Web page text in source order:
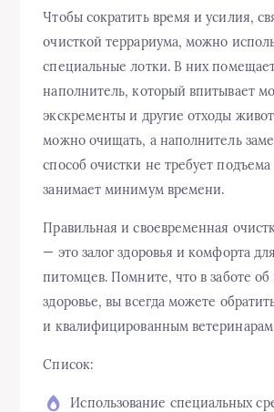
Чтобы сократить время и усилия,
очисткой террариума, можно
специальные лотки. В них
наполнитель, который впитывает
экскременты и другие отходы
можно очищать, а наполнитель
способ очистки не требует
занимает минимум времени.
Правильная и своевременная
— это залог здоровья и комфорта
питомцев. Помните, что в заботе
здоровье, вы всегда можете
и квалифицированным
Список:
Использование специальных